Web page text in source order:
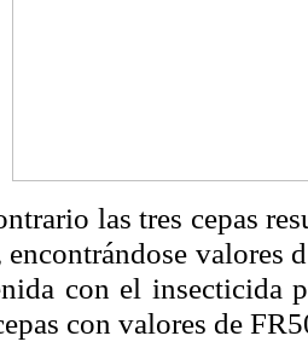
las tres cepas
encontrándose valores
con el insecticida
con valores de